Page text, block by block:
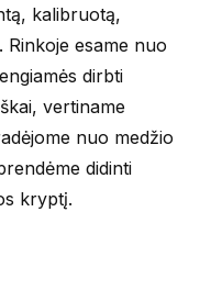
kalibruotą,
Rinkoje esame nuo
dirbti
vertiname
nuo medžio
didinti
kryptį.